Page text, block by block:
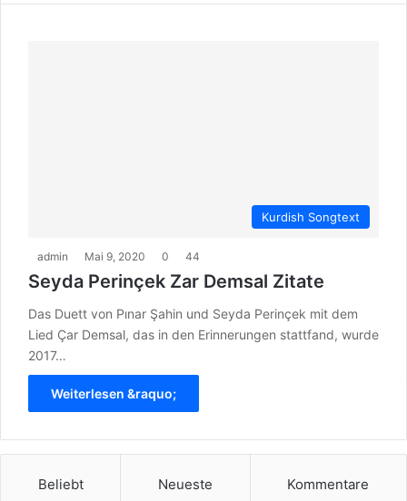
Kurdish Songtext
admin Mai 9, 2020 0 44
Seyda Perinçek Zar Demsal Zitate
Das Duett von Pınar Şahin und Seyda Perinçek mit dem
Lied Çar Demsal, das in den Erinnerungen stattfand, wurde
2017…
Weiterlesen &raquo;
Beliebt Neueste Kommentare